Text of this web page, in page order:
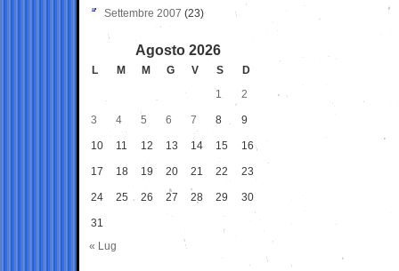
Settembre 2007 (23)
Agosto 2026
L M M G V S
D
1
2
3 4 5 6 7 8 9
10 11 12 13 14 15 16
17 18 19 20 21 22 23
24 25 26 27 28 29 30
31
« Lug